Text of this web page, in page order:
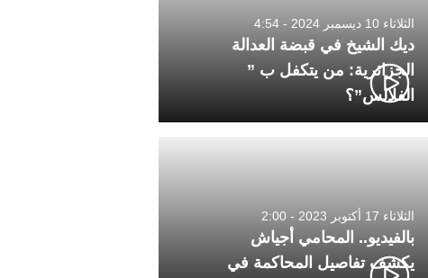
الثلاثاء 10 ديسمبر 2024 - 4:54
ديك الشيخ في قبضة العدالة
الجزائرية: من يتكفل ب ”
الفلالس”؟
الثلاثاء 17 أكتوبر 2023 - 2:00
بالفيديو.. المحامي أجياش
يكشف تفاصيل المحاكمة في